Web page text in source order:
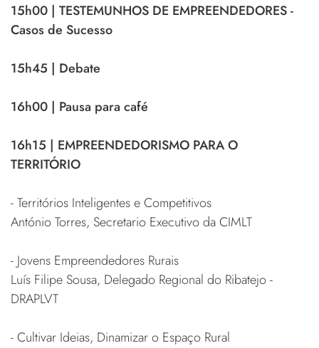
15h00 | TESTEMUNHOS DE EMPREENDEDORES -
Casos de Sucesso
15h45 | Debate
16h00 | Pausa para café
16h15 | EMPREENDEDORISMO PARA O
TERRITÓRIO
- Territórios Inteligentes e Competitivos
António Torres, Secretario Executivo da CIMLT
- Jovens Empreendedores Rurais
Luís Filipe Sousa, Delegado Regional do Ribatejo -
DRAPLVT
- Cultivar Ideias, Dinamizar o Espaço Rural